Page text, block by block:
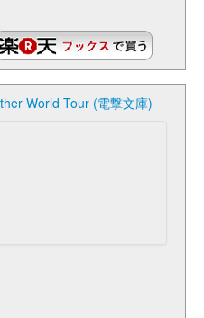
World Tour (電撃文庫)